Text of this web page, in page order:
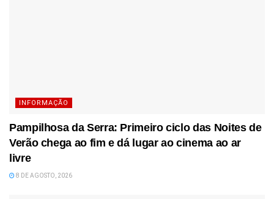
INFORMAÇÃO
Pampilhosa da Serra: Primeiro ciclo das Noites de
Verão chega ao fim e dá lugar ao cinema ao ar
livre
8 DE AGOSTO, 2026